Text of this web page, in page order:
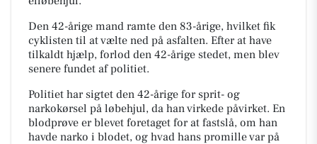
Den 42-årige mand ramte den 83-årige, hvilket fik
cyklisten til at vælte ned på asfalten. Efter at have
tilkaldt hjælp, forlod den 42-årige stedet, men blev
senere fundet af politiet.
Politiet har sigtet den 42-årige for sprit- og
narkokørsel på løbehjul, da han virkede påvirket. En
blodprøve er blevet foretaget for at fastslå, om han
havde narko i blodet, og hvad hans promille var på